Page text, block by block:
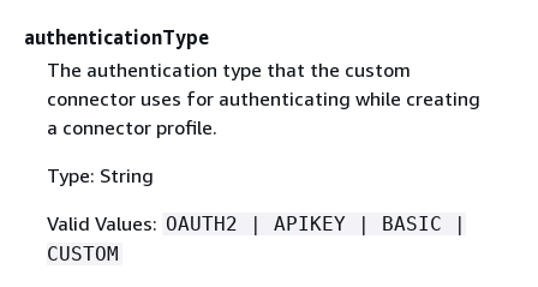
authenticationType
The authentication type that the custom
connector uses for authenticating while creating
a connector profile.
Type: String
Valid Values: OAUTH2 | APIKEY | BASIC |
CUSTOM